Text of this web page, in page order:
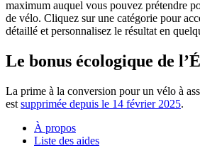
maximum auquel vous pouvez prétendre
de vélo. Cliquez sur une catégorie pour
détaillé et personnalisez le résultat en
Le bonus écologique de
La prime à la conversion pour un vélo à
est supprimée depuis le 14 février 2025.
À propos
Liste des aides